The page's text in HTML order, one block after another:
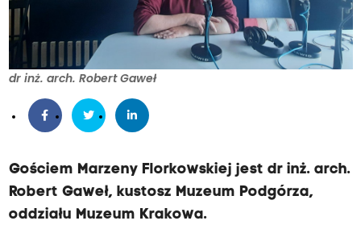
dr inż. arch. Robert Gaweł
Gościem Marzeny Florkowskiej jest dr inż. arch.
Robert Gaweł, kustosz Muzeum Podgórza,
oddziału Muzeum Krakowa.